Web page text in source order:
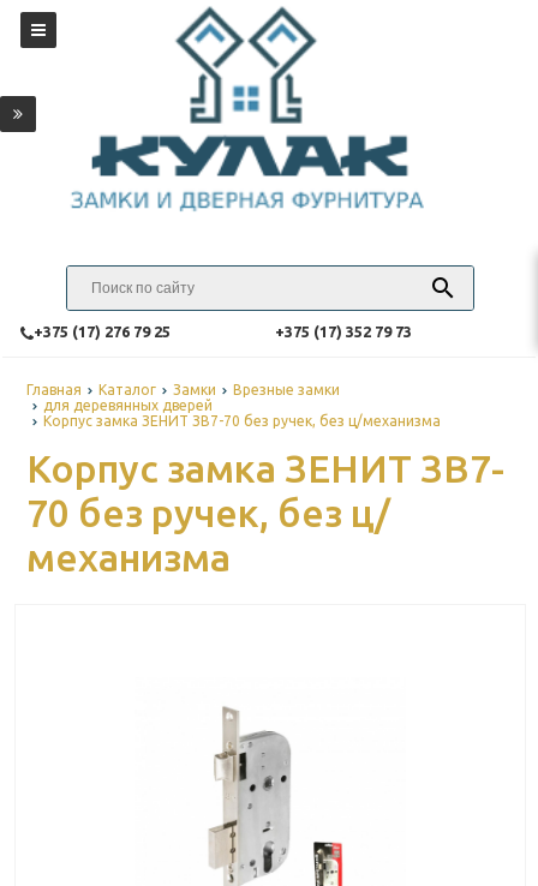
‎+375 (17) 276 79 25 ‎+375 (17) 352 79 73
Главная Каталог Замки
Врезные замки
для деревянных дверей
Корпус замка ЗЕНИТ ЗВ7-70 без ручек, без ц/механизма
Корпус замка ЗЕНИТ ЗВ7-
70 без ручек, без ц/
механизма